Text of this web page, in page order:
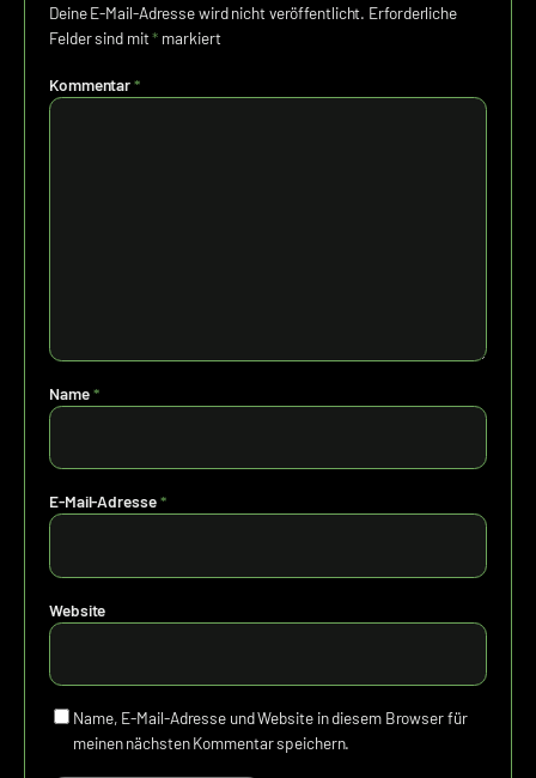
Deine E-Mail-Adresse wird nicht veröffentlicht. Erforderliche
Felder sind mit* markiert
Kommentar*
Name*
E-Mail-Adresse*
Website
Name, E-Mail-Adresse und Website in diesem Browser für
meinen nächsten Kommentar speichern.